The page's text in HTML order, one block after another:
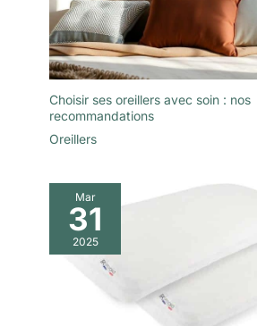
Choisir ses oreillers avec soin : nos
recommandations
Oreillers
Mar
31
2025